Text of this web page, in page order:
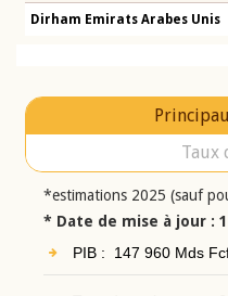
Dirham Emirats Arabes Unis
Taux
*estimations 2025 (sauf
* Date de mise à jour :
PIB : 147 960 Mds